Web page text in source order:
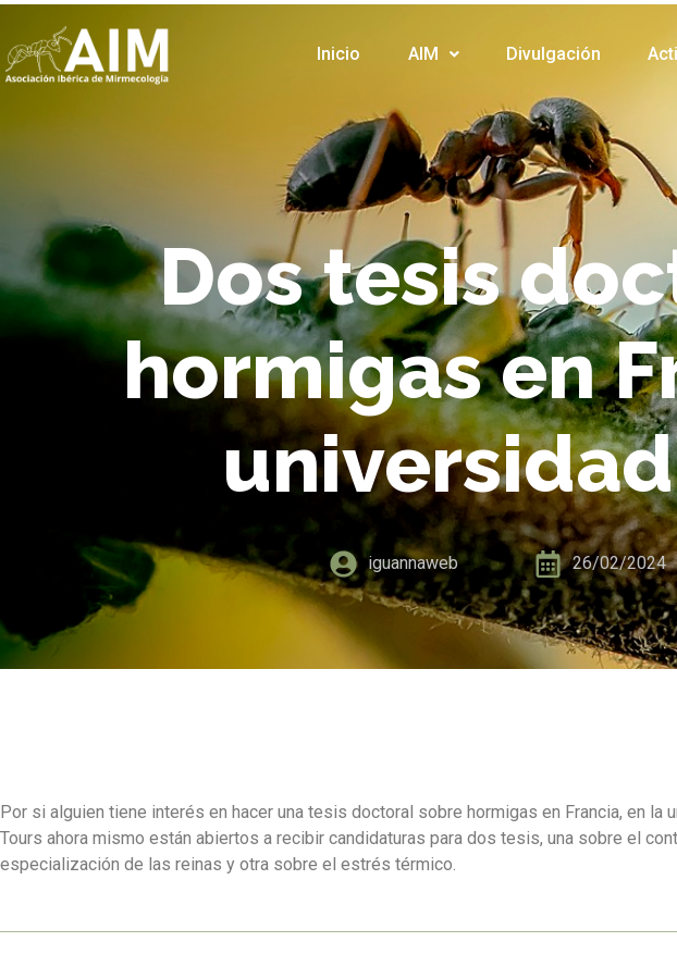
Inicio AIM Divulgación
Dos tesis
hormigas en
iguannaweb 26/02/2024
Por si alguien tiene interés en hacer una tesis doctoral sobre hormigas en Francia, en la
Tours ahora mismo están abiertos a recibir candidaturas para dos tesis, una sobre el
especialización de las reinas y otra sobre el estrés térmico.